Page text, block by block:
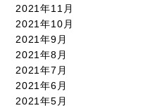
2021年11月
2021年10月
2021年9月
2021年8月
2021年7月
2021年6月
2021年5月